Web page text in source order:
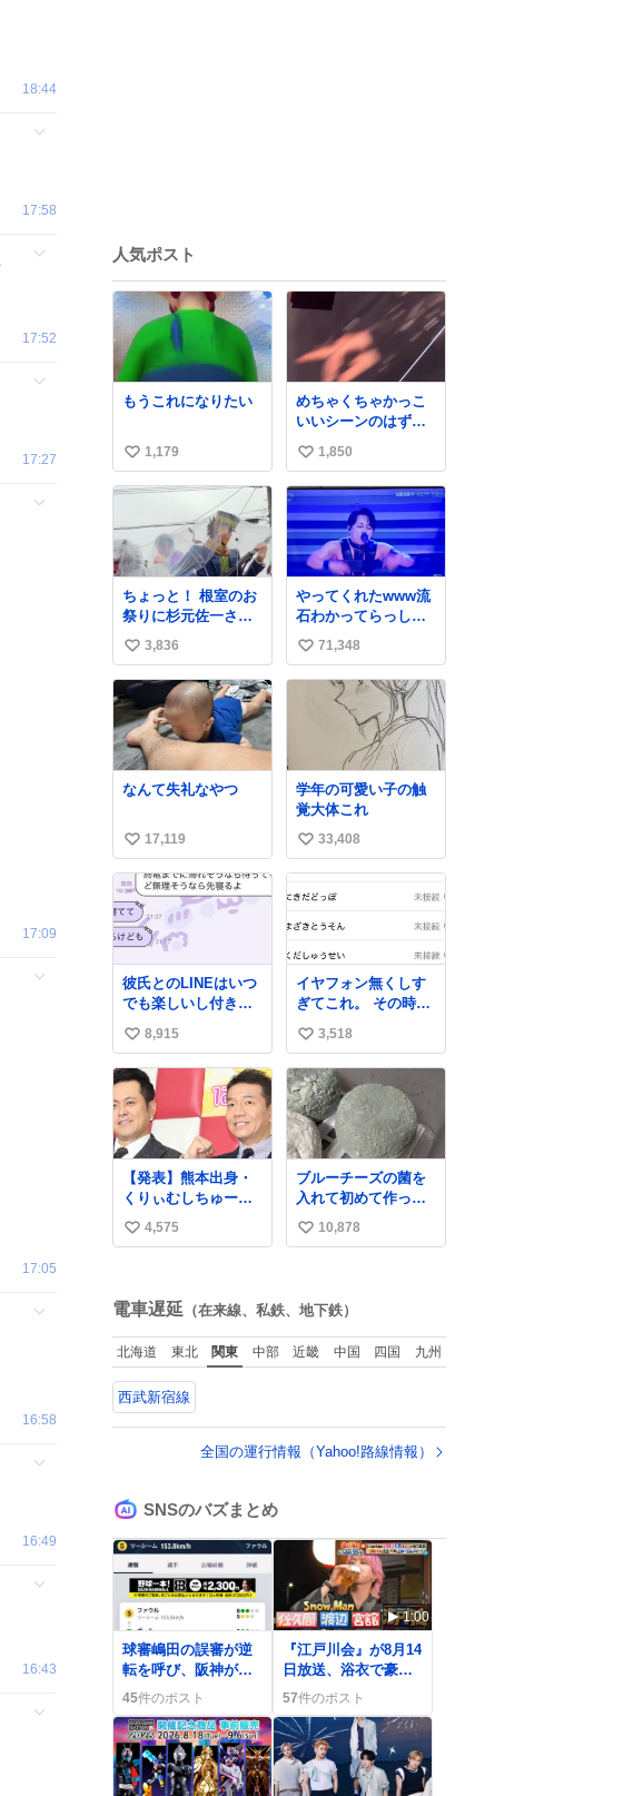
18:44
17:58
17:52
17:27
17:09
17:05
16:58
16:49
16:43
人気ポスト
もうこれになりたい
い
い
数
1,179
めちゃくちゃかっこ
いいシーンのはずな
んだけど、表情が猫
の威嚇みたいに見え
る。あと首の血管浮
き出てるのガチで
神。
い
い
ね
数
1,850
ちょっと！ 根室のお
祭りに杉元佐一さん
いるじゃん！
い
い
ね
数
3,836
やってくれたwww流
石わかってらっしゃ
る🤣🤣🤣 #Mステ #西
川貴教
い
い
71,348
なんて失礼なやつ
い
い
ね
数
17,119
学年の可愛い子の触
覚大体これ
い
い
ね
数
33,408
彼氏とのLINEはいつ
でも楽しいし付き合
いたての頃の嬉しか
ったLINEは無限にあ
るけど(同棲前は1日
で各50通くらい送り
あってたし)最近嬉し
かったのはこれ
い
い
数
8,915
イヤフォン無くしす
ぎてこれ。 その時好
きだった男のセコム
の名前にしてる
い
い
ね
数
3,518
【発表】熊本出身・
くりぃむしちゅーら
の所属事務所、被災
地に義援金寄付
ぃむしちゅーやマツ
コ、有働由美子らが
所属する芸能事務所
「チャッターボック
ス」が7日、公式サイ
トを更新。熊本地震
の被災地支援のため
とを公表した。
い
数
4,575
ブルーチーズの菌を
入れて初めて作って
みたチーズなんだけ
ど 本能でちょっとヤ
い
数
10,878
電車遅延 （在来線、私鉄、地下鉄）
北海道 東北 関東 中部 近畿 中国 四国 九州
西武新宿線
全国の運行情報（Yahoo!路線情報）
SNSのバズまとめ
球審嶋田の誤審が逆
転を呼び、阪神が敗
北 一部ファンから
は批判の声も
45件のポスト
1:00
『江戸川会』が8月14
日放送、浴衣で豪華
ゲストとビールトー
クが話題に
57件のポスト